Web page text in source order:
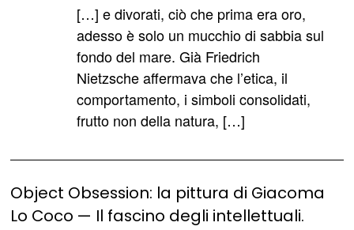
[…] e divorati, ciò che prima era oro,
adesso è solo un mucchio di sabbia sul
fondo del mare. Già Friedrich
Nietzsche affermava che l’etica, il
comportamento, i simboli consolidati,
frutto non della natura, […]
Object Obsession: la pittura di Giacoma
Lo Coco — Il fascino degli intellettuali.